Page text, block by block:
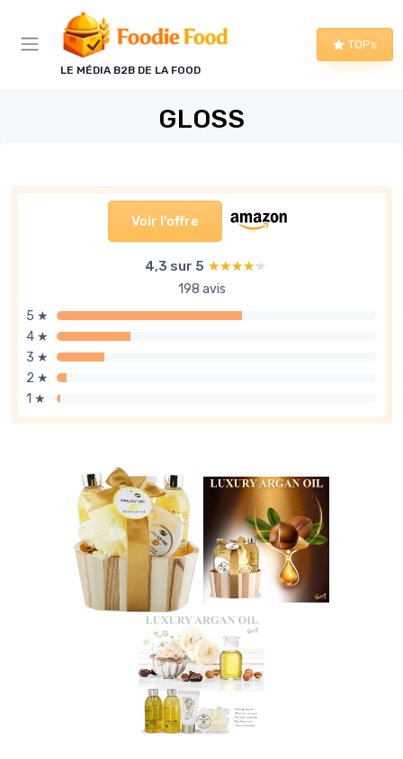
LE MÉDIA B2B DE LA FOOD
TOPs
GLOSS
Voir l'offre
4,3 sur 5 ★★★★★
★★★★★
198 avis
5 ★
4 ★
3 ★
2 ★
1 ★
Panneau de gestion des cookies